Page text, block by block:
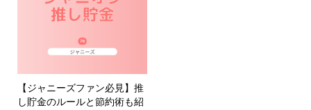
【ジャニーズファン必見】推
し貯金のルールと節約術も紹